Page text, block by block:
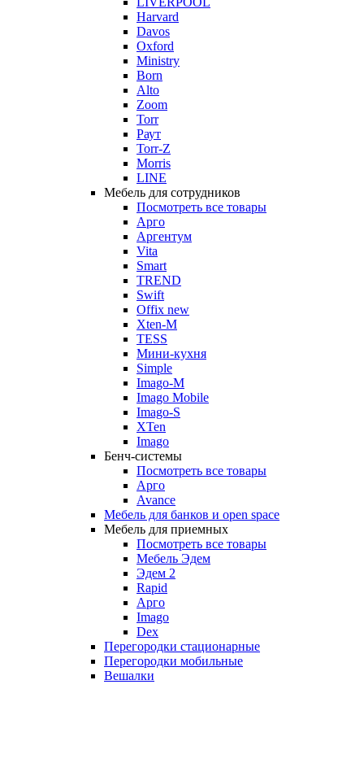
Harvard
Davos
Oxford
Ministry
Born
Alto
Zoom
Torr
Раут
Torr-Z
Morris
LINE
Мебель для сотрудников
Посмотреть все товары
Арго
Аргентум
Vita
Smart
TREND
Swift
Offix new
Xten-M
TESS
Мини-кухня
Simple
Imago-M
Imago Mobile
Imago-S
XTen
Imago
Бенч-системы
Посмотреть все товары
Арго
Avance
Мебель для банков и open space
Мебель для приемных
Посмотреть все товары
Мебель Эдем
Эдем 2
Rapid
Арго
Imago
Dex
Перегородки стационарные
Перегородки мобильные
Вешалки